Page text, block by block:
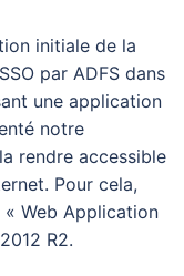
initiale de la
par ADFS dans
une application
notre
rendre accessible
Pour cela,
Web Application
R2.